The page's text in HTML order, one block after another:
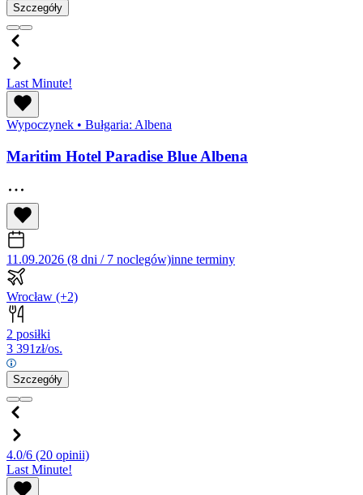
Szczegóły
Last Minute!
Wypoczynek • Bułgaria: Albena
Maritim Hotel Paradise Blue Albena
11.09.2026 (8 dni / 7 noclegów)inne terminy
Wrocław (+2)
2 posiłki
3 391zł/os.
Szczegóły
4.0/6 (20 opinii)
Last Minute!